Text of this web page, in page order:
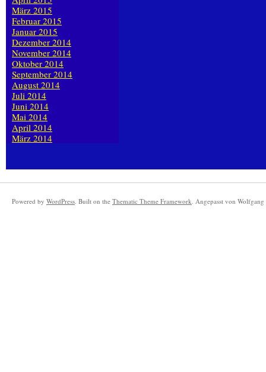
März 2015
Februar 2015
Januar 2015
Dezember 2014
November 2014
Oktober 2014
September 2014
August 2014
Juli 2014
Juni 2014
Mai 2014
April 2014
März 2014
Powered by WordPress. Built on the Thematic Theme Framework. Angepasst von